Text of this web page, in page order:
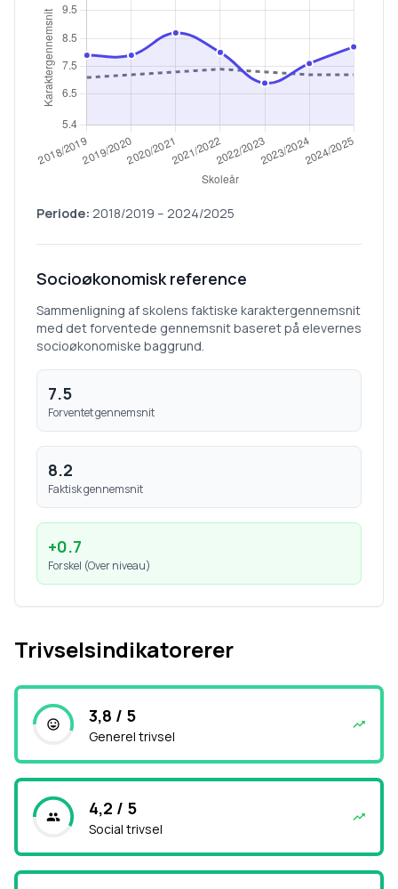
Periode: 2018/2019 – 2024/2025
Socioøkonomisk reference
Sammenligning af skolens faktiske karaktergennemsnit
med det forventede gennemsnit baseret på elevernes
socioøkonomiske baggrund.
7.5
Forventet gennemsnit
8.2
Faktisk gennemsnit
+0.7
Forskel (Over niveau)
Trivselsindikatorerer
3,8 / 5
Generel trivsel
4,2 / 5
Social trivsel